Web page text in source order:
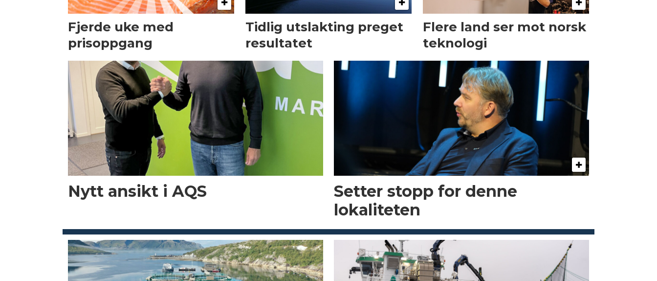
Fjerde uke med
prisoppgang
Tidlig utslakting preget
resultatet
Flere land ser mot norsk
teknologi
Nytt ansikt i AQS
Setter stopp for denne
lokaliteten